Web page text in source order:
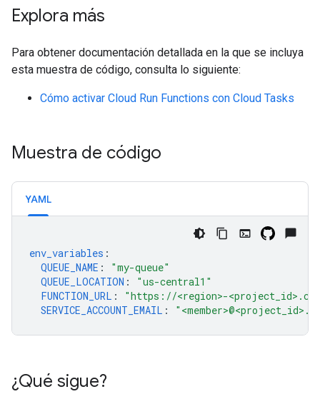
Explora más
Para obtener documentación detallada en la que se incluya
esta muestra de código, consulta lo siguiente:
Cómo activar Cloud Run Functions con Cloud Tasks
Muestra de código
YAML
env_variables :
QUEUE_NAME :
"my-queue"
QUEUE_LOCATION :
"us-central1"
FUNCTION_URL :
"https://<region>-
SERVICE_ACCOUNT_EMAIL :
¿Qué sigue?